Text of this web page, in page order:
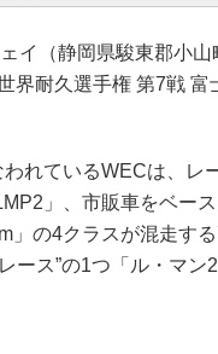
イ（静岡県駿東郡小
界耐久選手権 第7戦
れているWECは、レ
」、市販車をベー
」の4クラスが混走す
ース”の1つ「ル・マ